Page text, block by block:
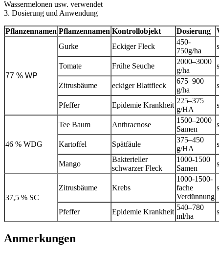
Wassermelonen usw. verwendet
3. Dosierung und Anwendung
Pflanzennamen Pflanzennamen Kontrollobjekt Dosierung
77 % WP
Gurke Eckiger Fleck
450-
750g/ha
Tomate Frühe Seuche
2000–3000
g/ha
Zitrusbäume eckiger Blattfleck
675–900
g/ha
Pfeffer Epidemie Krankheit
225–375
g/HA
46 % WDG
Tee Baum Anthracnose
1500–2000
Samen
Kartoffel Spätfäule
375–450
g/HA
Mango
Bakterieller
schwarzer Fleck
1000-1500
Samen
37,5 % SC
Zitrusbäume Krebs
1000-1500-
fache
Verdünnung
Pfeffer Epidemie Krankheit
540–780
ml/ha
Anmerkungen